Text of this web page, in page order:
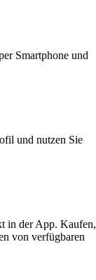
Smartphone und
und nutzen Sie
in der App. Kaufen,
von verfügbaren